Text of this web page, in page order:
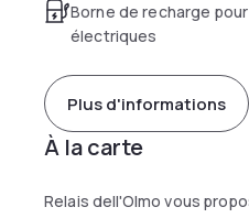
Borne de recharge
électriques
Plus d'informations
À la carte
Relais dell'Olmo vous